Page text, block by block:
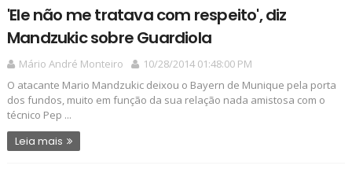
'Ele não me tratava com respeito', diz
Mandzukic sobre Guardiola
Mário André Monteiro
10/28/2014 01:48:00 PM
O atacante Mario Mandzukic deixou o Bayern de Munique pela porta
dos fundos, muito em função da sua relação nada amistosa com o
técnico Pep ...
Leia mais